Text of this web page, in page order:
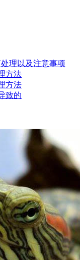
理以及注意事项
方法
方法
致的